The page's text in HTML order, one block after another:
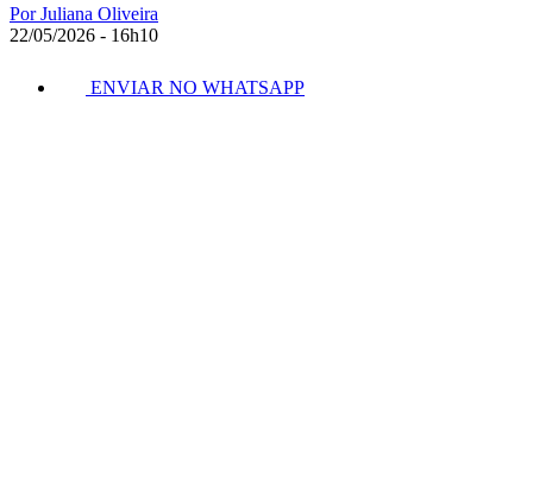
Por Juliana Oliveira
22/05/2026 - 16h10
ENVIAR NO WHATSAPP